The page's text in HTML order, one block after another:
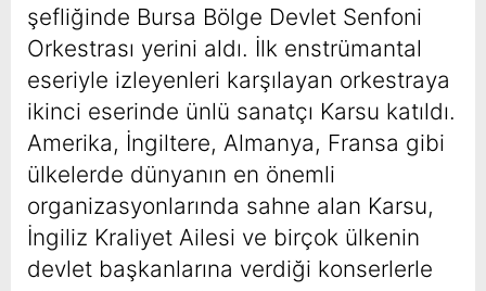
şefliğinde Bursa Bölge Devlet Senfoni
Orkestrası yerini aldı. İlk enstrümantal
eseriyle izleyenleri karşılayan orkestraya
ikinci eserinde ünlü sanatçı Karsu katıldı.
Amerika, İngiltere, Almanya, Fransa gibi
ülkelerde dünyanın en önemli
organizasyonlarında sahne alan Karsu,
İngiliz Kraliyet Ailesi ve birçok ülkenin
devlet başkanlarına verdiği konserlerle